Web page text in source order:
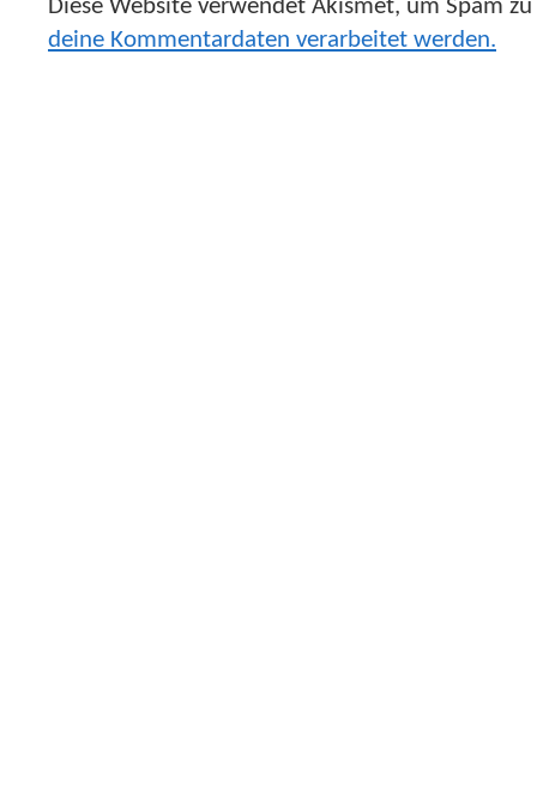
Diese Website verwendet Akismet, um Spam
deine Kommentardaten verarbeitet werden.